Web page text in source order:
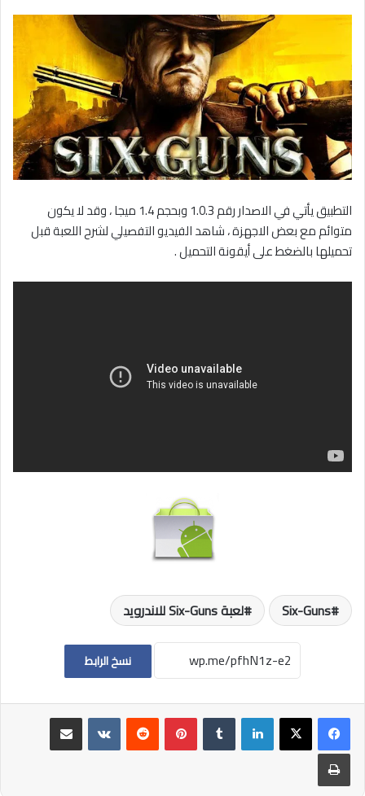
التطبيق يأتي في الاصدار رقم 1.0.3 وبحجم 1.4 ميجا ، وقد لا يكون
متوائم مع بعض الاجهزة ، شاهد الفيديو التفصيلي لشرح اللعبة قبل
تحميلها بالضغط على أيقونة التحميل .
Six-Guns لعبة Six-Guns للاندرويد
نسخ الرابط
لينكدإن بينتيريست
مشاركة عبر البريد
طباعة